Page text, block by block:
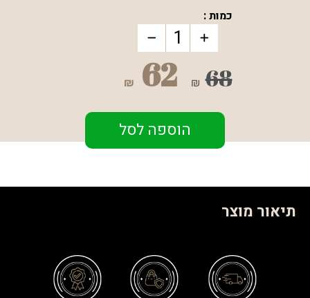
כמות :
68
₪
62
₪
הוספה לסל
תיאור מוצר